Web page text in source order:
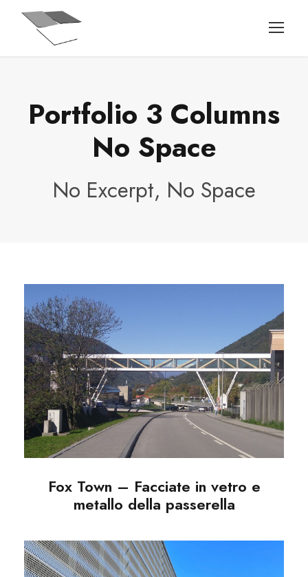
Portfolio 3 Columns
No Space
No Excerpt, No Space
Fox Town – Facciate in
vetro e metallo della
passerella
Fox Town – Facciate in vetro e
metallo della passerella